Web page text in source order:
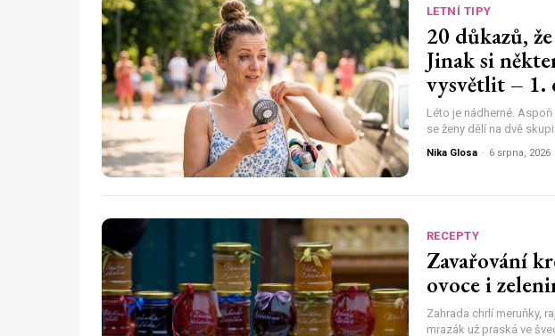
LETNÍ TIPY
20 důkazů,
Jinak si
vysvětlit – 1.
Léto je nádherné.
se ženy dělí na dvě
Nika Glosa - 6 srpna, 2026
RECEPTY
Zavařování
ovoce i
Zahrada chrlí meruňky,
mrazák už praská ve